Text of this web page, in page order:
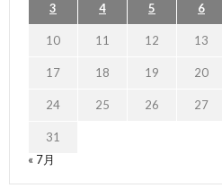
3 4 5 6
10 11 12 13
17 18 19 20
24 25 26 27
31
« 7月